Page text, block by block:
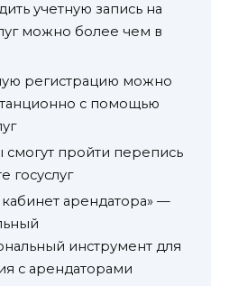
учетную запись на
можно более чем в
регистрацию можно
с помощью
пройти перепись
госуслуг
арендатора» —
инструмент для
с арендаторами